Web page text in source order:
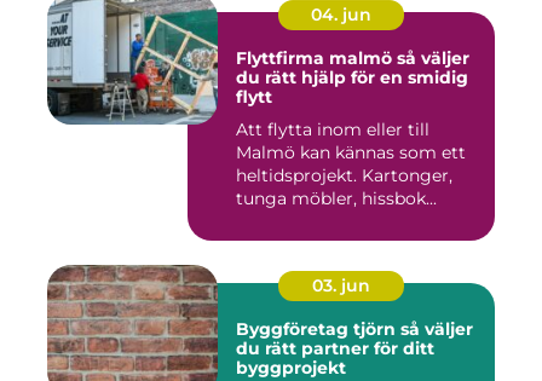
04. jun
Flyttfirma malmö så väljer
du rätt hjälp för en smidig
flytt
Att flytta inom eller till
Malmö kan kännas som ett
heltidsprojekt. Kartonger,
tunga möbler, hissbok...
03. jun
Byggföretag tjörn så väljer
du rätt partner för ditt
byggprojekt